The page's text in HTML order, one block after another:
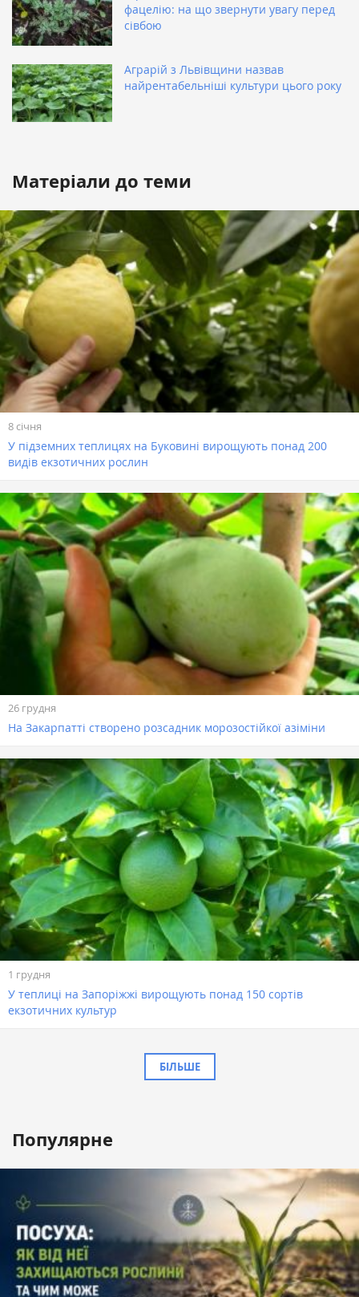
фацелію: на що звернути увагу перед
сівбою
Аграрій з Львівщини назвав
найрентабельніші культури цього року
Матеріали до теми
8 січня
У підземних теплицях на Буковині вирощують понад 200
видів екзотичних рослин
26 грудня
На Закарпатті створено розсадник морозостійкої азіміни
1 грудня
У теплиці на Запоріжжі вирощують понад 150 сортів
екзотичних культур
БІЛЬШЕ
Популярне